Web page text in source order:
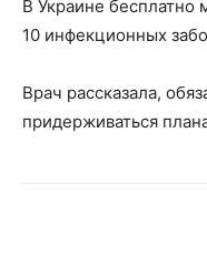
В Украине бесплатно
10 инфекционных
Врач рассказала,
придерживаться